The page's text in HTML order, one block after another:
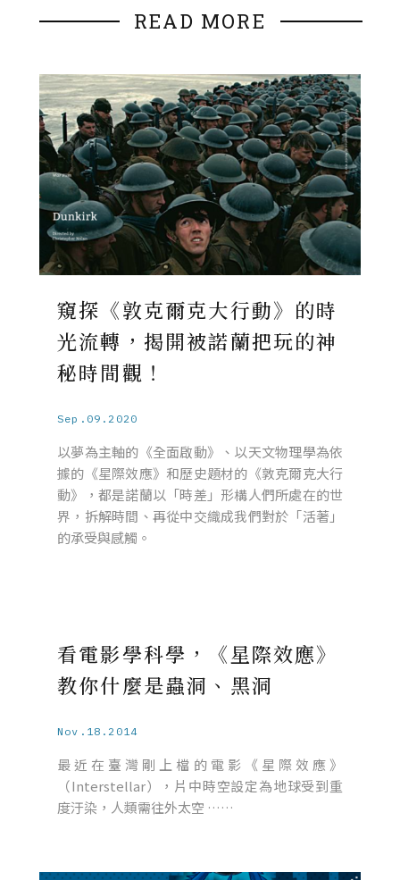
READ MORE
窺探《敦克爾克大行動》的時
光流轉，揭開被諾蘭把玩的神
秘時間觀！
Sep.09.2020
以夢為主軸的《全面啟動》、以天文物理學為依
據的《星際效應》和歷史題材的《敦克爾克大行
動》，都是諾蘭以「時差」形構人們所處在的世
界，拆解時間、再從中交織成我們對於「活著」
的承受與感觸。
看電影學科學，《星際效應》
教你什麼是蟲洞、黑洞
Nov.18.2014
最近在臺灣剛上檔的電影《星際效應》
（Interstellar），片中時空設定為地球受到重
度汙染，人類需往外太空 ……